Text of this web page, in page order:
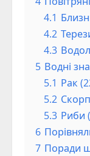
4.1
4.2
4.3
5 Водні
5.1 Рак
5.2
5.3 Риби
6
7 Поради